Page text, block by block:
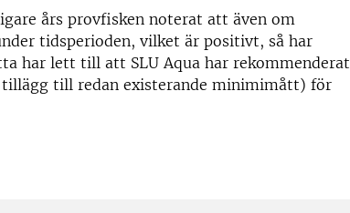
års provfisken noterat att även om
tidsperioden, vilket är positivt, så har
har lett till att SLU Aqua har rekommenderat
till redan existerande minimimått) för